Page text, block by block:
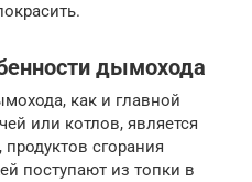
дымохода
как и главной
или котлов, является
сгорания
поступают из топки в